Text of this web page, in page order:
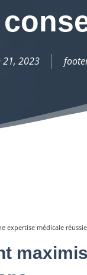
21, 2023